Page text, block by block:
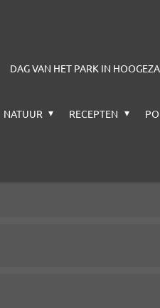
DAG VAN HET PARK IN
NATUUR RECEPTEN